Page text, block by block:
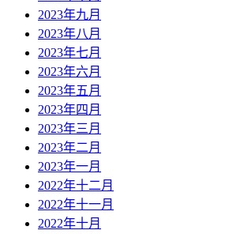
2023年九月
2023年八月
2023年七月
2023年六月
2023年五月
2023年四月
2023年三月
2023年二月
2023年一月
2022年十二月
2022年十一月
2022年十月